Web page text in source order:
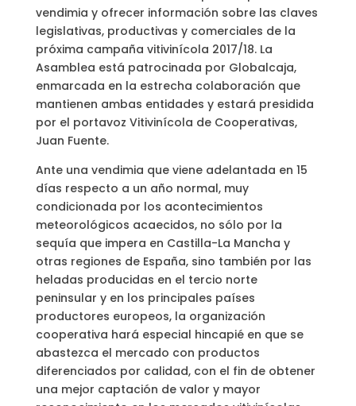
vendimia y ofrecer información sobre las claves
legislativas, productivas y comerciales de la
próxima campaña vitivinícola 2017/18. La
Asamblea está patrocinada por Globalcaja,
enmarcada en la estrecha colaboración que
mantienen ambas entidades y estará presidida
por el portavoz Vitivinícola de Cooperativas,
Juan Fuente.
Ante una vendimia que viene adelantada en 15
días respecto a un año normal, muy
condicionada por los acontecimientos
meteorológicos acaecidos, no sólo por la
sequía que impera en Castilla-La Mancha y
otras regiones de España, sino también por las
heladas producidas en el tercio norte
peninsular y en los principales países
productores europeos, la organización
cooperativa hará especial hincapié en que se
abastezca el mercado con productos
diferenciados por calidad, con el fin de obtener
una mejor captación de valor y mayor